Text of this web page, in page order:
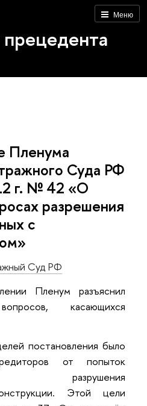
Меню
Пленума
Суда РФ
г. № 42 «О
разрешения
с
Суд РФ
Пленум разъяснил
касающихся
постановления было
от попыток
разрушения
Этой цели